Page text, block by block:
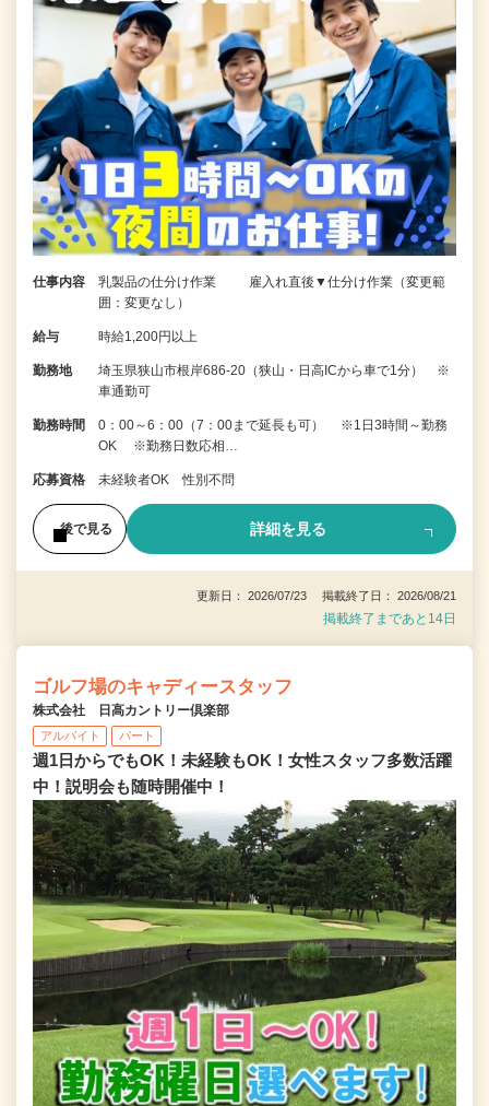
仕事内容
乳製品の仕分け作業 雇入れ直後▼仕分け作業（変更範
囲：変更なし）
給与 時給1,200円以上
勤務地
埼玉県狭山市根岸686-20（狭山・日高ICから車で1分） ※
車通勤可
勤務時間
0：00～6：00（7：00まで延長も可） ※1日3時間～勤務
OK ※勤務日数応相…
応募資格 未経験者OK 性別不問
後で見る 詳細を見る
更新日： 2026/07/23 掲載終了日： 2026/08/21
掲載終了まであと14日
ゴルフ場のキャディースタッフ
株式会社 日高カントリー倶楽部
アルバイト パート
週1日からでもOK！未経験もOK！女性スタッフ多数活躍
中！説明会も随時開催中！